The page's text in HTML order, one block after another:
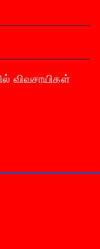
விவசாயிகள்